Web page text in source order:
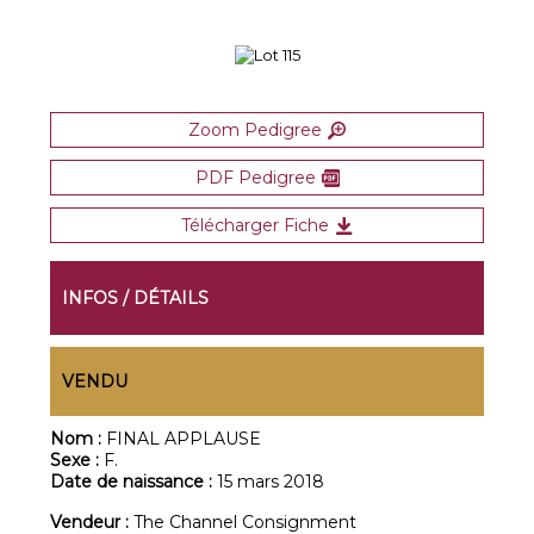
Zoom Pedigree
PDF Pedigree
Télécharger Fiche
INFOS / DÉTAILS
VENDU
Nom : FINAL APPLAUSE
Sexe : F.
Date de naissance :15 mars 2018
Vendeur :The Channel Consignment